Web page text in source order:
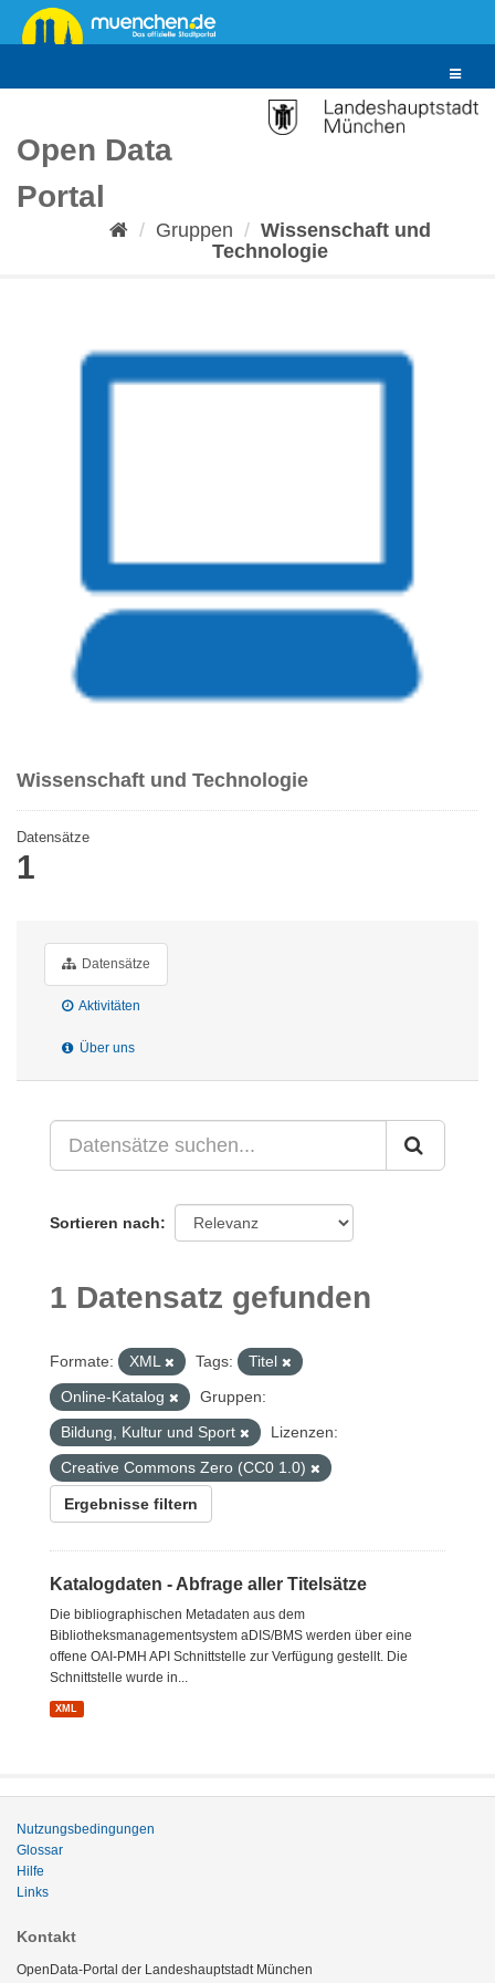
Überspringen
zum
Toggle
Open Data
Portal
Gruppen
Wissenschaft und
Technologie
Wissenschaft und Technologie
Datensätze
1
Datensätze
Aktivitäten
Über uns
Sortieren nach
1 Datensatz gefunden
Formate: XML Tags:
Titel
Online-Katalog
Gruppen:
Bildung, Kultur und Sport
Lizenzen:
Creative Commons Zero (CC0 1.0)
Ergebnisse filtern
Katalogdaten - Abfrage aller Titelsätze
Die bibliographischen Metadaten aus dem
Bibliotheksmanagementsystem aDIS/BMS werden über eine
offene OAI-PMH API Schnittstelle zur Verfügung gestellt. Die
Schnittstelle wurde in...
XML
Nutzungsbedingungen
Glossar
Hilfe
Links
Kontakt
OpenData-Portal der Landeshauptstadt München